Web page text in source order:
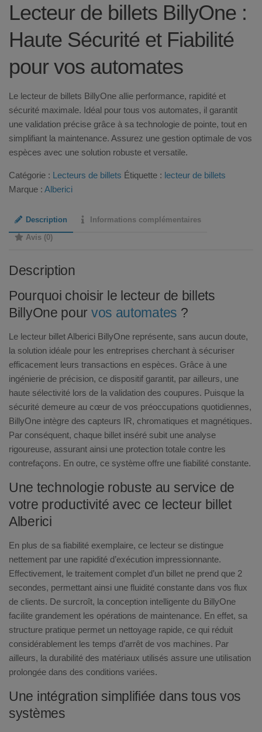
Lecteur de billets BillyOne :
Haute Sécurité et Fiabilité
pour vos automates
Le lecteur de billets BillyOne allie performance, rapidité et
sécurité maximale. Idéal pour tous vos automates, il garantit
une validation précise grâce à sa technologie de pointe, tout en
simplifiant la maintenance. Assurez une gestion optimale de vos
espèces avec une solution robuste et versatile.
Catégorie : Lecteurs de billets Étiquette : lecteur de billets
Marque : Alberici
Description
Informations complémentaires
Avis (0)
Description
Pourquoi choisir le lecteur de billets
BillyOne pour vos automates ?
Le lecteur billet Alberici BillyOne représente, sans aucun doute,
la solution idéale pour les entreprises cherchant à sécuriser
efficacement leurs transactions en espèces. Grâce à une
ingénierie de précision, ce dispositif garantit, par ailleurs, une
haute sélectivité lors de la validation des coupures. Puisque la
sécurité demeure au cœur de vos préoccupations quotidiennes,
BillyOne intègre des capteurs IR, chromatiques et magnétiques.
Par conséquent, chaque billet inséré subit une analyse
rigoureuse, assurant ainsi une protection totale contre les
contrefaçons. En outre, ce système offre une fiabilité constante.
Une technologie robuste au service de
votre productivité avec ce lecteur billet
Alberici
En plus de sa fiabilité exemplaire, ce lecteur se distingue
nettement par une rapidité d’exécution impressionnante.
Effectivement, le traitement complet d’un billet ne prend que 2
secondes, permettant ainsi une fluidité constante dans vos flux
de clients. De surcroît, la conception intelligente du BillyOne
facilite grandement les opérations de maintenance. En effet, sa
structure pratique permet un nettoyage rapide, ce qui réduit
considérablement les temps d’arrêt de vos machines. Par
ailleurs, la durabilité des matériaux utilisés assure une utilisation
prolongée dans des conditions variées.
Une intégration simplifiée dans tous vos
systèmes